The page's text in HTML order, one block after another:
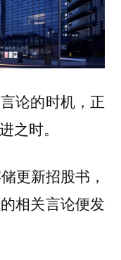
论的时机，正
之时。
更新招股书，
相关言论便发